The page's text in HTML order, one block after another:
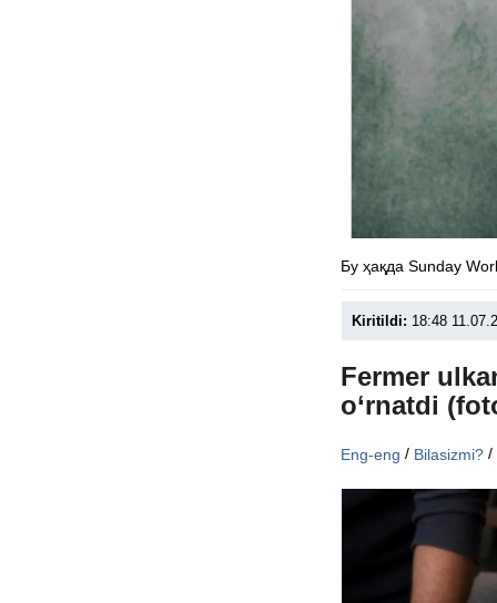
Бу ҳақда Sunday
Kiritildi: 18:48
Fermer
o‘rnatdi
Eng-eng / Bilasizmi? /